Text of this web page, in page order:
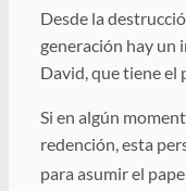
Desde la
generación hay un
David, que tiene el
Si en algún
redención, esta
para asumir el